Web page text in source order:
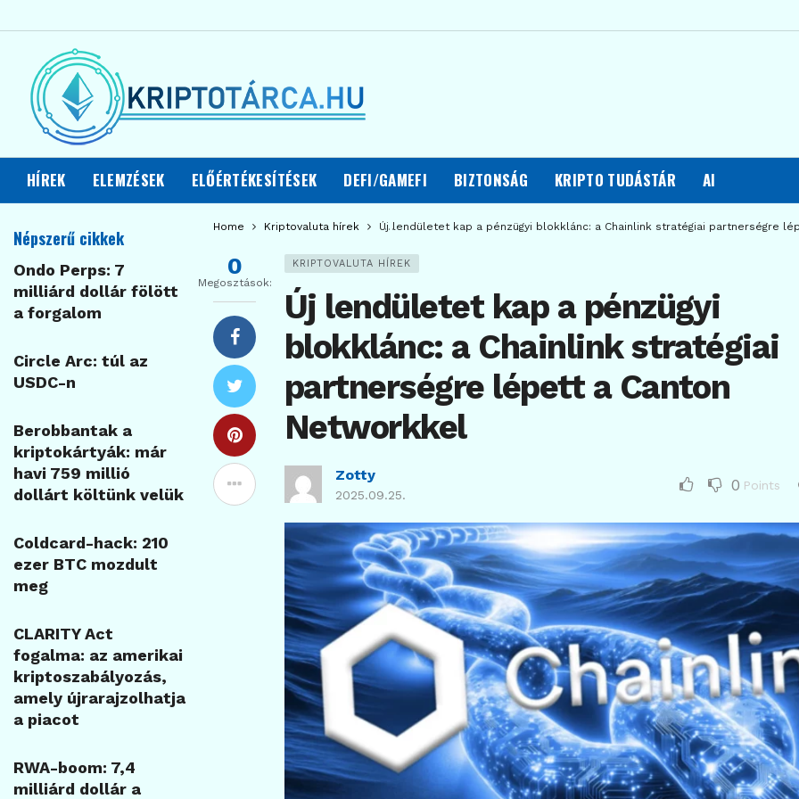
HÍREK ELEMZÉSEK ELŐÉRTÉKESÍTÉSEK DEFI/GAMEFI BIZTONSÁG KRIPTO TUDÁSTÁR AI
Home Kriptovaluta hírek Új lendületet kap a pénzügyi blokklánc: a Chainlink stratégiai partnerségre
KRIPTOVALUTA HÍREK
Új lendületet kap a pénzügyi
blokklánc: a Chainlink stratégiai
partnerségre lépett a Canton
Networkkel
Zotty
2025.09.25.
0 Points
0
Megosztások:
Népszerű cikkek
Ondo Perps: 7
milliárd dollár fölött
a forgalom
Circle Arc: túl az
USDC-n
Berobbantak a
kriptokártyák: már
havi 759 millió
dollárt költünk velük
Coldcard-hack: 210
ezer BTC mozdult
meg
CLARITY Act
fogalma: az amerikai
kriptoszabályozás,
amely újrarajzolhatja
a piacot
RWA-boom: 7,4
milliárd dollár a